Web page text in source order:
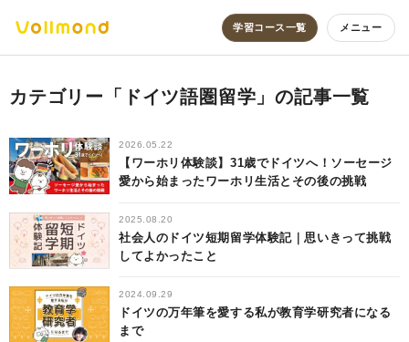
学習コース一覧 メニュー
カテゴリー「ドイツ語圏留学」の記事一覧
2026.05.22
【ワーホリ体験談】31歳でドイツへ！ソーセージ
愛から始まったワーホリ生活とその後の挑戦
2025.08.20
社会人のドイツ短期留学体験記｜思いきって挑戦
してよかったこと
2024.09.29
ドイツの万年筆を愛する私が教育学研究者になる
まで